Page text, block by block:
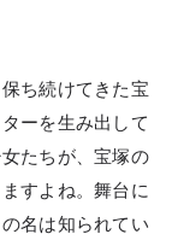
ち続けてきた宝
ーを生み出して
たちが、宝塚の
すよね。舞台に
名は知られてい